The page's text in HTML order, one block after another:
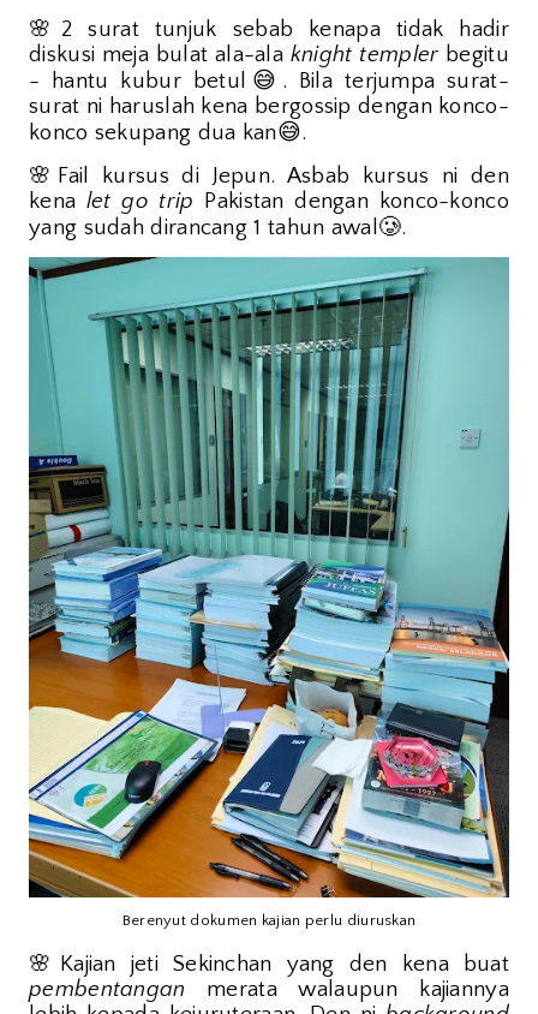
🌸 2 surat tunjuk sebab kenapa tidak hadir
diskusi meja bulat ala-ala knight templer begitu
- hantu kubur betul 😅 . Bila terjumpa surat-
surat ni haruslah kena bergossip dengan konco-
konco sekupang dua kan😅.
🌸 Fail kursus di Jepun. Asbab kursus ni den
kena let go trip Pakistan dengan konco-konco
yang sudah dirancang 1 tahun awal 🥲.
Berenyut dokumen kajian perlu diuruskan
🌸 Kajian jeti Sekinchan yang den kena buat
pembentangan merata walaupun kajiannya